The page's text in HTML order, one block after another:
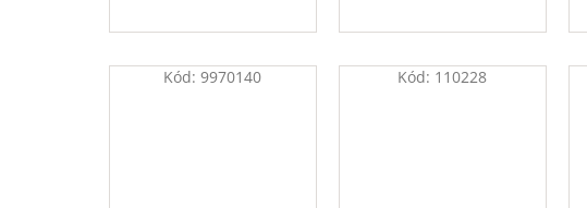
Kód:9970140 Kód: 110228